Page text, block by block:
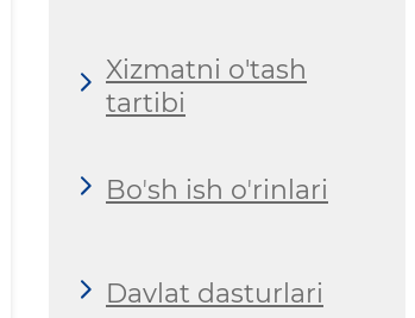
Xizmatni o'tash
tartibi
Boʼsh ish oʼrinlari
Davlat dasturlari